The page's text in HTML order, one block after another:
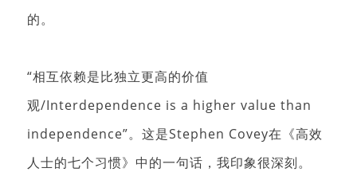
的。
“相互依赖是比独立更高的价值
观/Interdependence is a higher value than
independence”。 这是Stephen Covey在《高效
人士的七个习惯》中的一句话，我印象很深刻。